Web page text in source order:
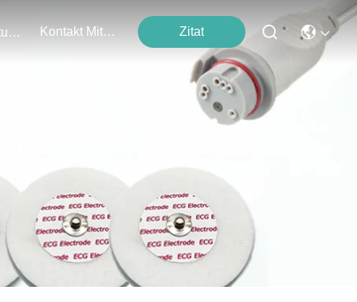
Veranstaltungen Kontakt Mit Uns Zitat